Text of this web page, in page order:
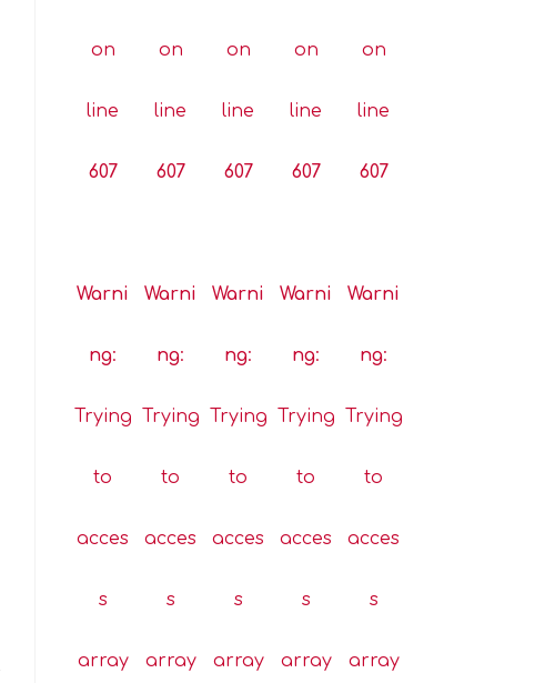
on
line
607
Warni
ng:
Trying
to
acces
s
array
on
line
607
Warni
ng:
Trying
to
acces
s
array
on
line
607
Warni
ng:
Trying
to
acces
s
array
on
line
607
Warni
ng:
Trying
to
acces
s
array
on
line
607
Warni
ng:
Trying
to
acces
s
array